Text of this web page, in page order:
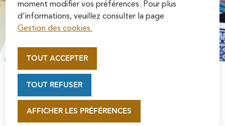
moment modifier vos préférences. Pour plus
d'informations, veuillez consulter la page
Gestion des cookies.
AFFICHER LES PRÉFÉRENCES
TOUT ACCEPTER
TOUT REFUSER
Soutenez la rénovation de la cathédrale Saint-
Maclou en vous connectant sur le site de la
Fondation du patrimoine.
En savoir plus
Atelier jeux de société avec les
bibliothécaires !